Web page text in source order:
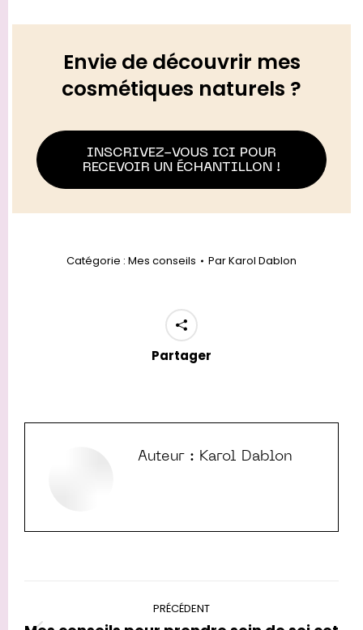
Envie de découvrir mes
cosmétiques naturels ?
INSCRIVEZ-VOUS ICI POUR
RECEVOIR UN ÉCHANTILLON !
Catégorie : Mes conseils ParKarol Dablon
Partager
Auteur : Karol Dablon
article
PRÉCÉDENT